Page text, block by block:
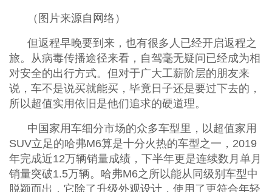
（图片来源自网络）
但返程早晚要到来，也有很多人已经开启返程之
旅。从病毒传播途径来看，自驾毫无疑问已经成为相
对安全的出行方式。但对于广大工薪阶层的朋友来
说，车不是说买就能买，毕竟日子还是要过下去的，
所以超值实用依旧是他们追求的硬道理。
中国家用车细分市场的众多车型里，以超值家用
SUV立足的哈弗M6算是十分火热的车型之一，2019
年完成近12万辆销量成绩，下半年更是连续数月单月
销量突破1.5万辆。哈弗M6之所以能从同级别车型中
脱颖而出，它除了升级外观设计，使用了更符合年轻